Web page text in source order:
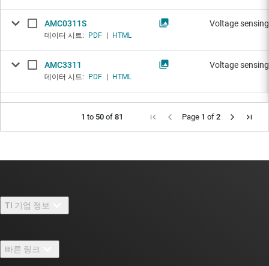
AMC0311S
데이터 시트: PDF HTML
Voltage sensing
AMC3311
데이터 시트: PDF HTML
Voltage sensing
1 to 50 of 81 Page 1 of 2
TI 기업 정보
채용
빠른 링크